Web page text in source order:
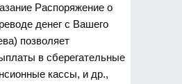
Распоряжение о
денег с Вашего
позволяет
в сберегательные
кассы, и др.,